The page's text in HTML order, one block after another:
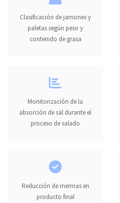
Clasificación de jamones y
paletas según peso y
contenido de grasa
Monitorización de la
absorción de sal durante el
proceso de salado
Reducción de mermas en
producto final